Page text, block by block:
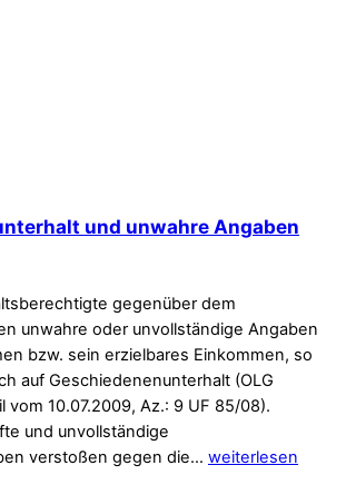
und unwahre Angaben
gegenüber dem
unwahre oder unvollständige Angaben
bzw. sein erzielbares Einkommen, so
auf Geschiedenenunterhalt (OLG
vom 10.07.2009, Az.: 9 UF 85/08).
und unvollständige
verstoßen gegen die… weiterlesen